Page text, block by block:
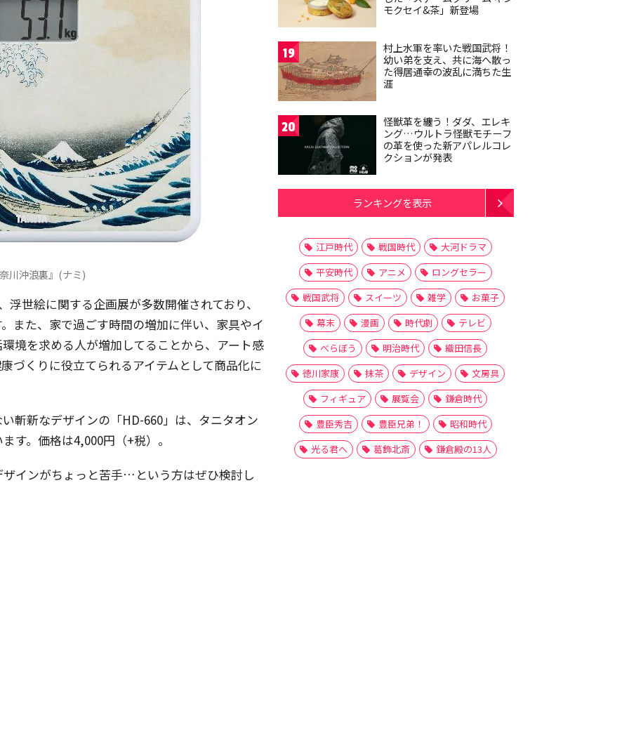
川沖浪裏』(ナミ)
世絵に関する企画展が多数開催されており、
また、家で過ごす時間の増加に伴い、家具やイ
境を求める人が増加してることから、アート感
づくりに役立てられるアイテムとして商品化に
斬新なデザインの「HD-660」は、タニタオン
す。価格は4,000円（+税）。
インがちょっと苦手…という方はぜひ検討し
モクセイ&茶」新登場
19
村上水軍を率いた戦国武将！
幼い弟を支え、共に海へ散っ
た得居通幸の波乱に満ちた生
涯
20
怪獣革を纏う！ダダ、エレキ
ング…ウルトラ怪獣モチーフ
の革を使った新アパレルコレ
クションが発表
ランキングを表示
江戸時代 戦国時代
大河ドラマ
平安時代
アニメ
ロングセラー
戦国武将
スイーツ 雑学
お菓子
幕末
漫画 時代劇
テレビ
べらぼう
明治時代
織田信長
徳川家康
抹茶 デザイン
文房具
フィギュア
展覧会
鎌倉時代
豊臣秀吉
豊臣兄弟！
昭和時代
光る君へ
葛飾北斎 鎌倉殿の13人